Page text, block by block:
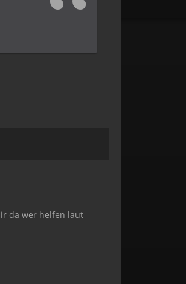
da wer helfen laut